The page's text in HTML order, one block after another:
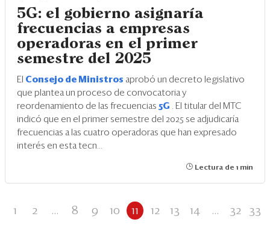
5G: el gobierno asignaría
frecuencias a empresas
operadoras en el primer
semestre del 2025
El Consejo de Ministros aprobó un decreto legislativo
que plantea un proceso de convocatoria y
reordenamiento de las frecuencias 5G
. El titular del MTC
indicó que en el primer semestre del 2025 se adjudicaría
frecuencias a las cuatro operadoras que han expresado
interés en esta tecn...
Lectura de 1 min
1 2 ... 8 9 10 11 12 13 14 ... 32 33